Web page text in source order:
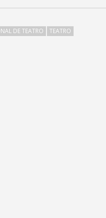
DE TEATRO TEATRO